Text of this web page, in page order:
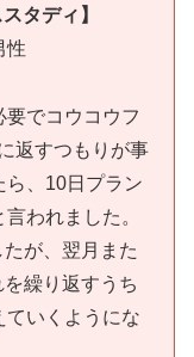
タディ】
性
要でコウコウフ
返すつもりが事
ら、10日プラン
われました。
が、翌月また
繰り返すうち
ていくようにな